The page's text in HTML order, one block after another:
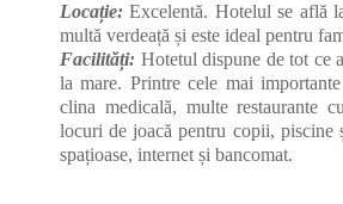
Locație: Excelentă. Hotelul se află
multă verdeață și este ideal pentru
Facilități: Hotetul dispune de tot ce
la mare. Printre cele mai
clina medicală, multe restaurante
locuri de joacă pentru copii, piscine
spațioase, internet și bancomat.